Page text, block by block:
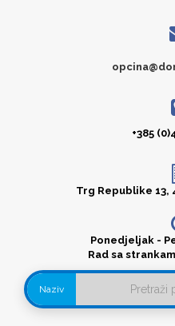
+385
Trg Republike 13,
Ponedjeljak -
Rad sa
Naziv